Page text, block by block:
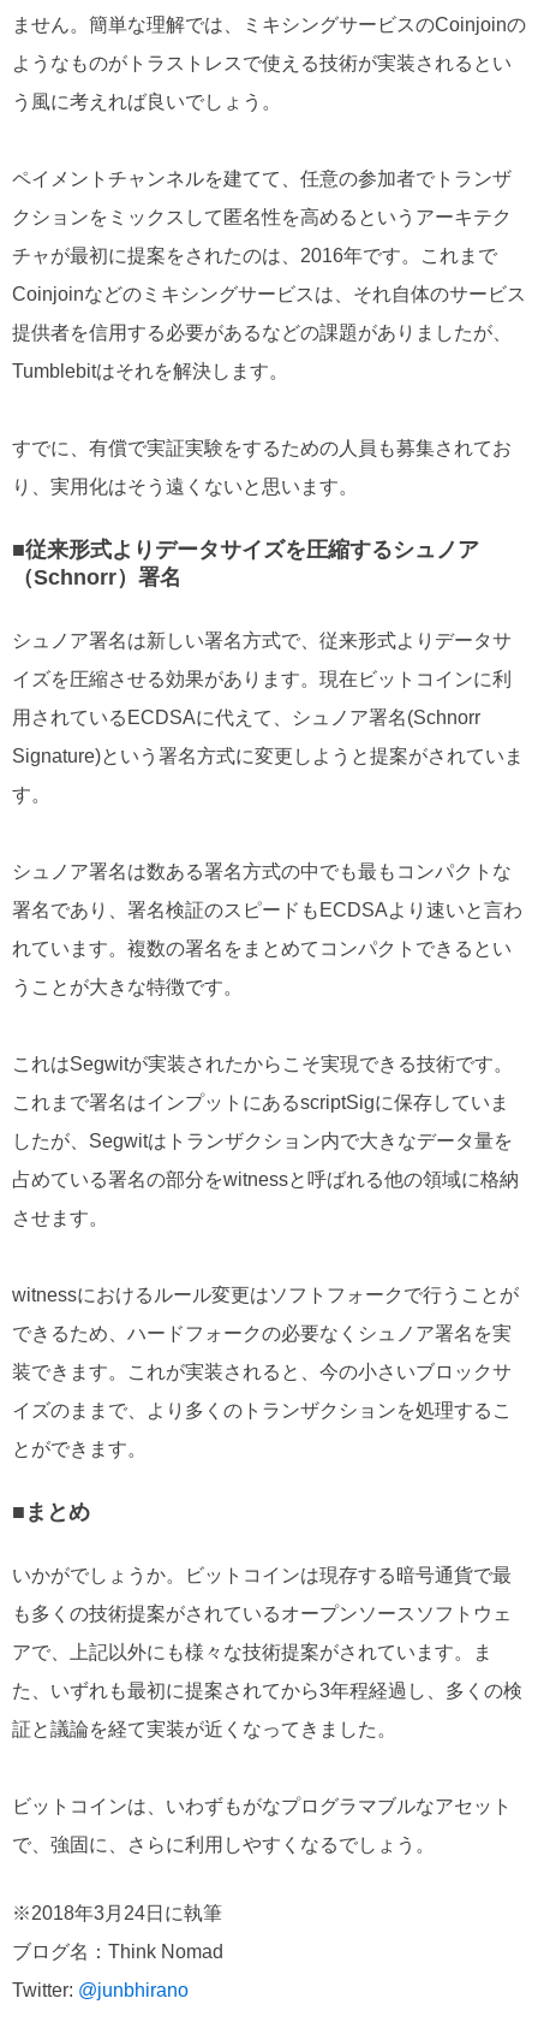
ません。簡単な理解では、ミキシングサービスのCoinjoinの
ようなものがトラストレスで使える技術が実装されるとい
う風に考えれば良いでしょう。
ペイメントチャンネルを建てて、任意の参加者でトランザ
クションをミックスして匿名性を高めるというアーキテク
チャが最初に提案をされたのは、2016年です。これまで
Coinjoinなどのミキシングサービスは、それ自体のサービス
提供者を信用する必要があるなどの課題がありましたが、
Tumblebitはそれを解決します。
すでに、有償で実証実験をするための人員も募集されてお
り、実用化はそう遠くないと思います。
■従来形式よりデータサイズを圧縮するシュノア
（Schnorr）署名
シュノア署名は新しい署名方式で、従来形式よりデータサ
イズを圧縮させる効果があります。現在ビットコインに利
用されているECDSAに代えて、シュノア署名(Schnorr
Signature)という署名方式に変更しようと提案がされていま
す。
シュノア署名は数ある署名方式の中でも最もコンパクトな
署名であり、署名検証のスピードもECDSAより速いと言わ
れています。複数の署名をまとめてコンパクトできるとい
うことが大きな特徴です。
これはSegwitが実装されたからこそ実現できる技術です。
これまで署名はインプットにあるscriptSigに保存していま
したが、Segwitはトランザクション内で大きなデータ量を
占めている署名の部分をwitnessと呼ばれる他の領域に格納
させます。
witnessにおけるルール変更はソフトフォークで行うことが
できるため、ハードフォークの必要なくシュノア署名を実
装できます。これが実装されると、今の小さいブロックサ
イズのままで、より多くのトランザクションを処理するこ
とができます。
■まとめ
いかがでしょうか。ビットコインは現存する暗号通貨で最
も多くの技術提案がされているオープンソースソフトウェ
アで、上記以外にも様々な技術提案がされています。ま
た、いずれも最初に提案されてから3年程経過し、多くの検
証と議論を経て実装が近くなってきました。
ビットコインは、いわずもがなプログラマブルなアセット
で、強固に、さらに利用しやすくなるでしょう。
※2018年3月24日に執筆
ブログ名：Think Nomad
Twitter: @junbhirano